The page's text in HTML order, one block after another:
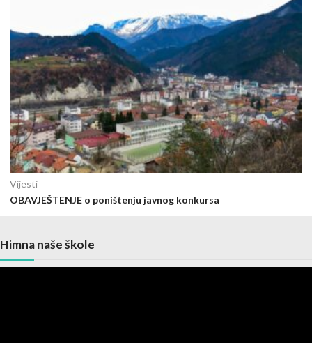
Vijesti
OBAVJEŠTENJE o poništenju javnog konkursa
Himna naše škole